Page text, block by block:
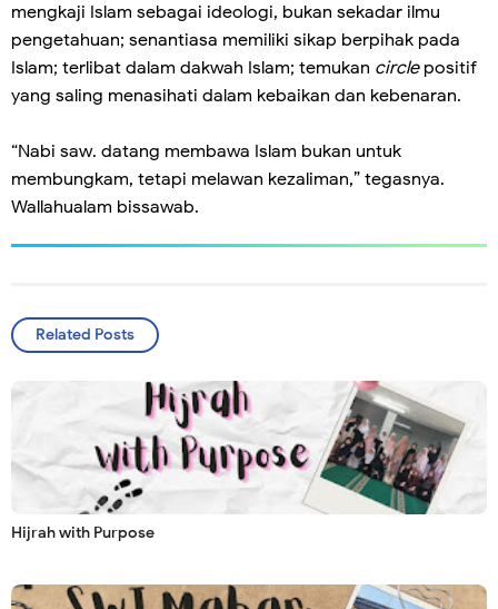
mengkaji Islam sebagai ideologi, bukan sekadar ilmu
pengetahuan; senantiasa memiliki sikap berpihak pada
Islam; terlibat dalam dakwah Islam; temukan circlepositif
yang saling menasihati dalam kebaikan dan kebenaran.
“Nabi saw. datang membawa Islam bukan untuk
membungkam, tetapi melawan kezaliman,” tegasnya.
Wallahualam bissawab.
Related Posts
Hijrah with Purpose